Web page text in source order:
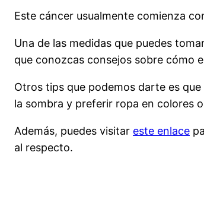
Este cáncer usualmente comienza
Una de las medidas que puedes
que conozcas consejos sobre cómo
Otros tips que podemos darte es
la sombra y preferir ropa en colores
Además, puedes visitar este enlace
al respecto.